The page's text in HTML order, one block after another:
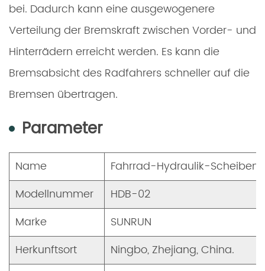
bei. Dadurch kann eine ausgewogenere
Verteilung der Bremskraft zwischen Vorder- und
Hinterrädern erreicht werden. Es kann die
Bremsabsicht des Radfahrers schneller auf die
Bremsen übertragen.
Parameter
Name
Fahrrad-Hydraulik-
Modellnummer
HDB-02
Marke
SUNRUN
Herkunftsort
Ningbo, Zhejiang, China.